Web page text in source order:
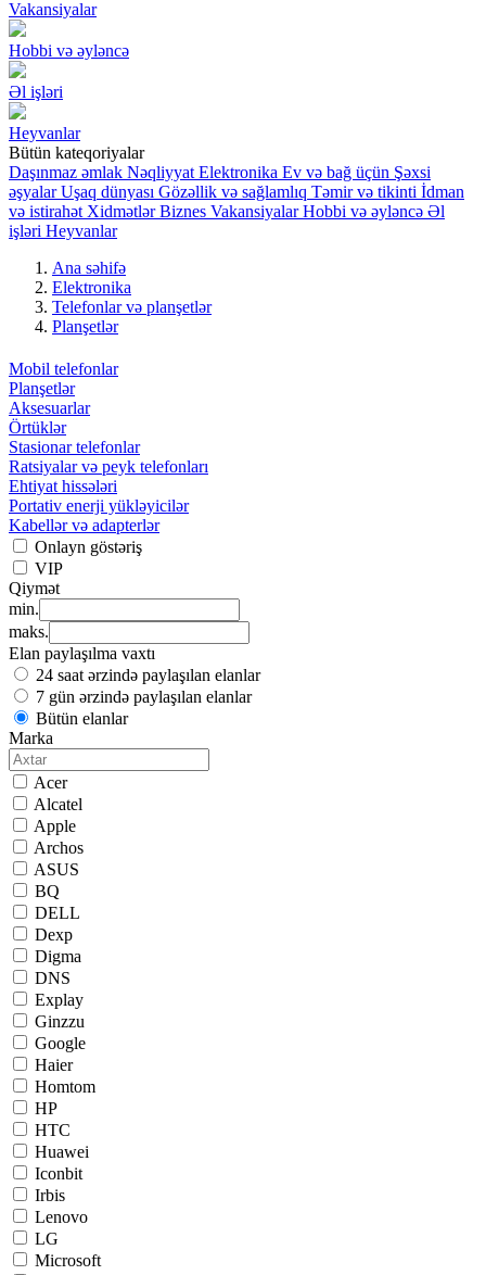
Vakansiyalar
Hobbi və əyləncə
Əl işləri
Heyvanlar
Bütün kateqoriyalar
Daşınmaz əmlak Nəqliyyat Elektronika Ev və bağ üçün Şəxsi
əşyalar Uşaq dünyası Gözəllik və sağlamlıq Təmir və tikinti İdman
və istirahət Xidmətlər Biznes Vakansiyalar Hobbi və əyləncə Əl
işləri Heyvanlar
Ana səhifə
Elektronika
Telefonlar və planşetlər
Planşetlər
Mobil telefonlar
Planşetlər
Aksesuarlar
Örtüklər
Stasionar telefonlar
Ratsiyalar və peyk telefonları
Ehtiyat hissələri
Portativ enerji yükləyicilər
Kabellər və adapterlər
Onlayn göstəriş
VIP
Qiymət
min.
maks.
Elan paylaşılma vaxtı
24 saat ərzində paylaşılan elanlar
7 gün ərzində paylaşılan elanlar
Bütün elanlar
Marka
Acer
Alcatel
Apple
Archos
ASUS
BQ
DELL
Dexp
Digma
DNS
Explay
Ginzzu
Google
Haier
Homtom
HP
HTC
Huawei
Iconbit
Irbis
Lenovo
LG
Microsoft